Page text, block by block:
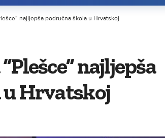
najljepša područna škola u Hrvatskoj
najljepša
u Hrvatskoj